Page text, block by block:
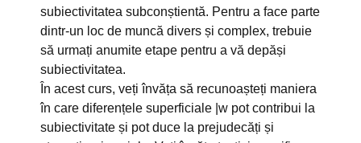
subiectivitatea subconștientă. Pentru a face parte
dintr-un loc de muncă divers și complex, trebuie
să urmați anumite etape pentru a vă depăși
subiectivitatea.
În acest curs, veți învăța să recunoașteți maniera
în care diferențele superficiale |w pot contribui la
subiectivitate și pot duce la prejudecăți și